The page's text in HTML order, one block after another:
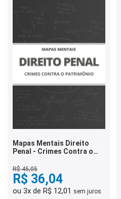
Mapas Mentais Direito
Penal - Crimes Contra o
R$ 45,05
R$ 36,04
ou 3x de R$ 12,01 sem juros